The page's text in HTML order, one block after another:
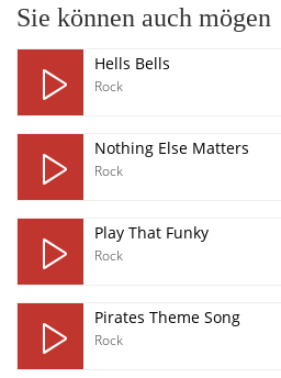
Sie können auch mögen
Hells Bells
Rock
Nothing Else Matters
Rock
Play That Funky
Rock
Pirates Theme Song
Rock